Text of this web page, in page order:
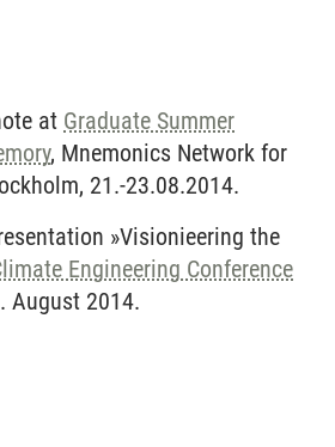
at Graduate Summer
, Mnemonics Network for
21.-23.08.2014.
»Visionieering the
Engineering Conference
August 2014.